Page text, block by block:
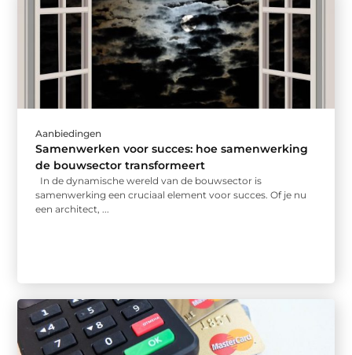
Aanbiedingen
Samenwerken voor succes: hoe samenwerking
de bouwsector transformeert
In de dynamische wereld van de bouwsector is
samenwerking een cruciaal element voor succes. Of je nu
een architect, ...